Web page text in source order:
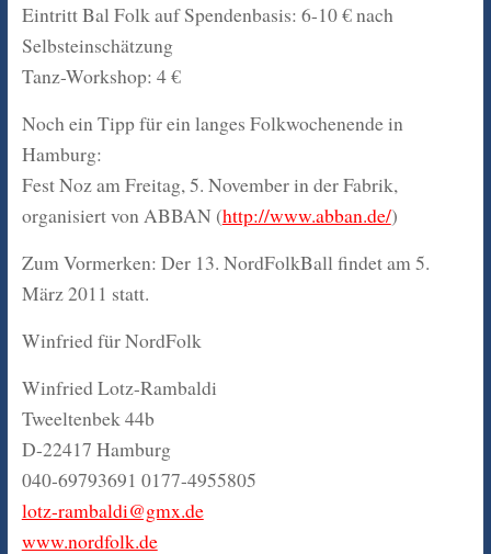
Eintritt Bal Folk auf Spendenbasis: 6-10 € nach
Selbsteinschätzung
Tanz-Workshop: 4 €
Noch ein Tipp für ein langes Folkwochenende in
Hamburg:
Fest Noz am Freitag, 5. November in der Fabrik,
organisiert von ABBAN (http://www.abban.de/)
Zum Vormerken: Der 13. NordFolkBall findet am 5.
März 2011 statt.
Winfried für NordFolk
Winfried Lotz-Rambaldi
Tweeltenbek 44b
D-22417 Hamburg
040-69793691 0177-4955805
lotz-rambaldi@gmx.de
www.nordfolk.de